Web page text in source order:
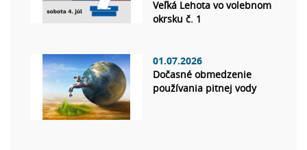
Veľká Lehota vo volebnom
okrsku č. 1
01.07.2026
Dočasné obmedzenie
používania pitnej vody